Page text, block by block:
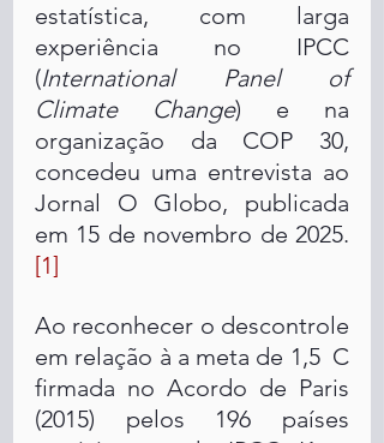
estatística, com larga
experiência no IPCC
(International Panel of
Climate Change) e na
organização da COP 30,
concedeu uma entrevista ao
Jornal O Globo, publicada
[1]
Ao reconhecer o descontrole
em relação à a meta de 1,5  C
firmada no Acordo de Paris
(2015) pelos 196 países